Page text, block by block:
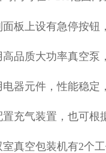
面板上设有急停按钮
高品质大功率真空泵
电器元件，性能稳定
置充气装置，也可根
真空包装机有2个